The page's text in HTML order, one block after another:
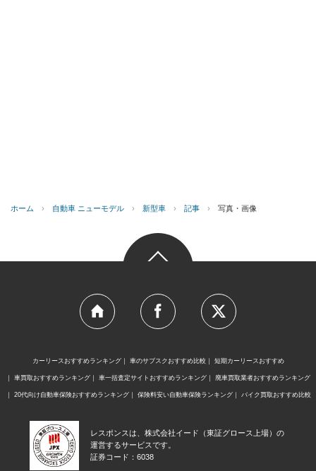
ホーム › 自動車 ニューモデル › 新型車 › 記事 › 写真・画像
カーリースおすすめランキング 車のサブスクおすすめ比較 短期カーリースおすすめ
車買取おすすめランキング 車一括査定サイトおすすめランキング 廃車買取業者おすすめランキング
20代向け自動車保険おすすめランキング 保険料安い自動車保険ランキング バイク買取おすすめ比較
レスポンスは、株式会社イード（東証グロース上場）の
運営するサービスです。
証券コード：6038